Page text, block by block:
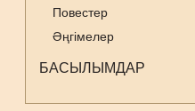
Повестер
Әңгімелер
БАСЫЛЫМДАР